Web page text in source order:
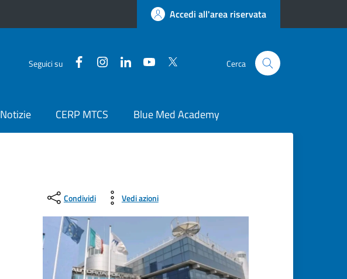
Accedi all'area riservata
Seguici su FacebookInstagramLinkedInYouTube Cerca
Notizie CERP MTCS Blue Med Academy
Condividi Vedi azioni